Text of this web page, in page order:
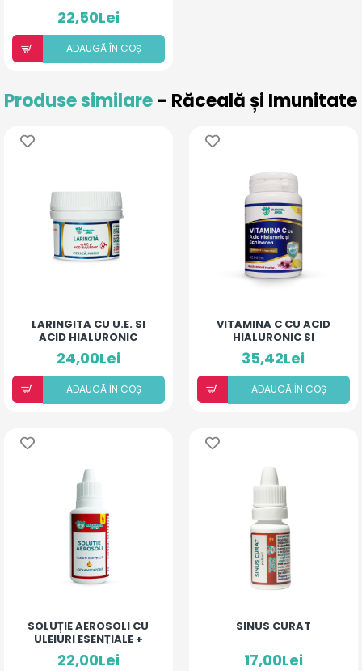
22,50Lei
ADAUGÃ ÎN COȘ
Produse similare- Răceală și Imunitate
LARINGITA CU U.E. SI
ACID HIALURONIC
(PIERSICĂ ȘI MANGO)
24,00Lei
ADAUGÃ ÎN COȘ
VITAMINA C CU ACID
HIALURONIC SI
ECHINACEA
35,42Lei
ADAUGÃ ÎN COȘ
SOLUȚIE AEROSOLI CU
ULEIURI ESENȚIALE +
DEXAMETAZONĂ
22,00Lei
SINUS CURAT
17,00Lei